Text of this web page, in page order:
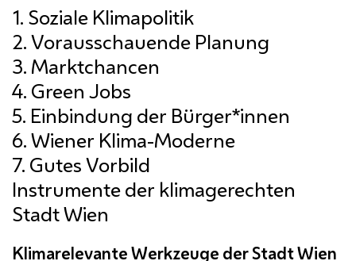
Instrumente der klimagerechten
Stadt Wien
Klimarelevante Werkzeuge der Stadt Wien